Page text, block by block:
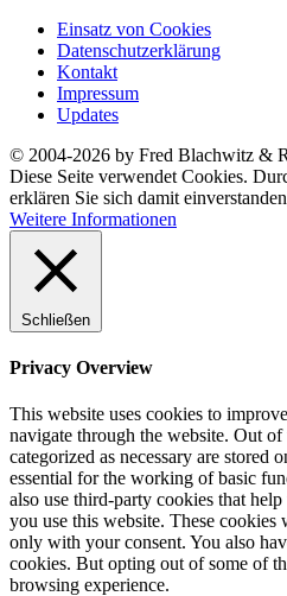
Einsatz von Cookies
Datenschutzerklärung
Kontakt
Impressum
Updates
© 2004-2026 by Fred Blachwitz &
Diese Seite verwendet Cookies.
erklären Sie sich damit
Weitere Informationen
Schließen
Privacy Overview
This website uses cookies to
navigate through the website. Out of
categorized as necessary are stored
essential for the working of basic
also use third-party cookies that
you use this website. These
only with your consent. You also
cookies. But opting out of some of
browsing experience.